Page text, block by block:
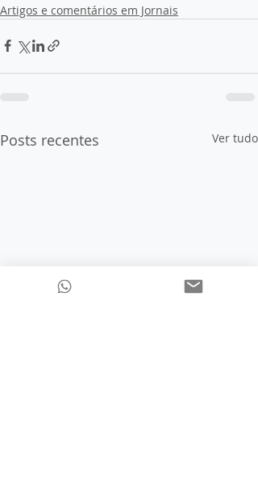
Artigos e comentários em Jornais
Posts recentes Ver tudo